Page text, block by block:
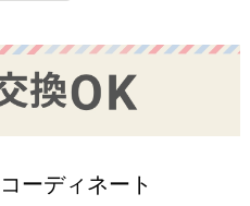
ーディネート